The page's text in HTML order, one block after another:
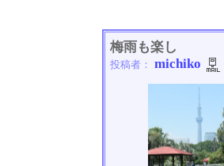
梅雨も楽し
投稿者： michiko